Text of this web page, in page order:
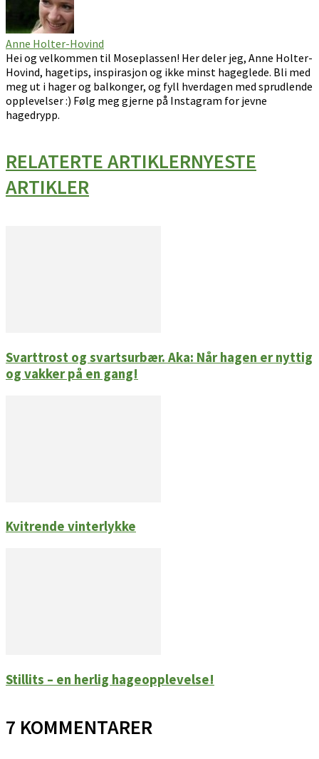
Anne Holter-Hovind
Hei og velkommen til Moseplassen! Her deler jeg, Anne Holter-
Hovind, hagetips, inspirasjon og ikke minst hageglede. Bli med
meg ut i hager og balkonger, og fyll hverdagen med sprudlende
opplevelser :) Følg meg gjerne på Instagram for jevne
hagedrypp.
RELATERTE ARTIKLERNYESTE
ARTIKLER
Svarttrost og svartsurbær. Aka: Når hagen er nyttig
og vakker på en gang!
Kvitrende vinterlykke
Stillits – en herlig hageopplevelse!
7 KOMMENTARER